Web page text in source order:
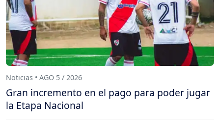
Noticias • AGO 5 / 2026
Gran incremento en el pago para poder jugar
la Etapa Nacional